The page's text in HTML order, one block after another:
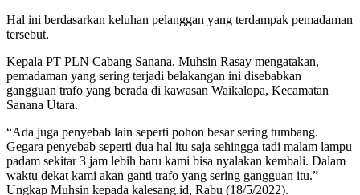
Hal ini berdasarkan keluhan pelanggan yang terdampak pemadaman
tersebut.
Kepala PT PLN Cabang Sanana, Muhsin Rasay mengatakan,
pemadaman yang sering terjadi belakangan ini disebabkan
gangguan trafo yang berada di kawasan Waikalopa, Kecamatan
Sanana Utara.
“Ada juga penyebab lain seperti pohon besar sering tumbang.
Gegara penyebab seperti dua hal itu saja sehingga tadi malam lampu
padam sekitar 3 jam lebih baru kami bisa nyalakan kembali. Dalam
waktu dekat kami akan ganti trafo yang sering gangguan itu.”
Ungkap Muhsin kepada kalesang.id, Rabu (18/5/2022).